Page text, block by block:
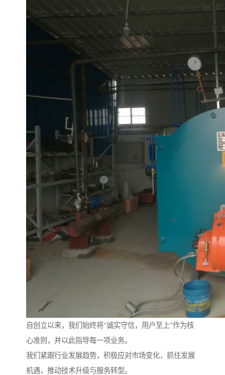
自创立以来，我们始终将“诚实守信，用户至上”作为核
心准则，并以此指导每一项业务。
我们紧跟行业发展趋势，积极应对市场变化，抓住发展
机遇，推动技术升级与服务转型。